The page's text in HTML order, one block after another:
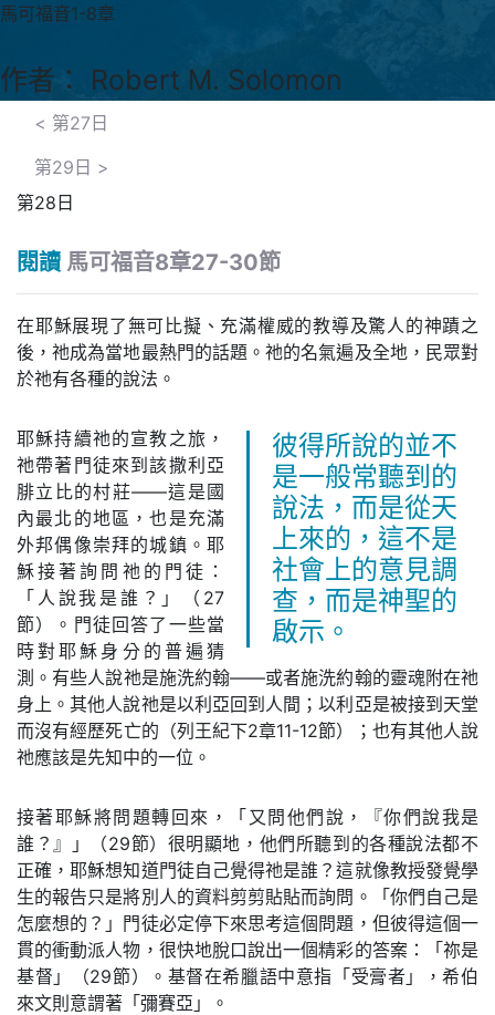
馬可福音1-8章
作者： Robert M. Solomon
< 第27日
第29日 >
第28日
閱讀 馬可福音8章27-30節
在耶穌展現了無可比擬、充滿權威的教導及驚人的神蹟之
後，祂成為當地最熱門的話題。祂的名氣遍及全地，民眾對
於祂有各種的說法。
彼得所說的並不
是一般常聽到的
說法，而是從天
上來的，這不是
社會上的意見調
查，而是神聖的
啟示。
耶穌持續祂的宣教之旅，
祂帶著門徒來到該撒利亞
腓立比的村莊——這是國
內最北的地區，也是充滿
外邦偶像崇拜的城鎮。耶
穌接著詢問祂的門徒：
「人說我是誰？」（27
節）。門徒回答了一些當
時對耶穌身分的普遍猜
測。有些人說祂是施洗約翰——或者施洗約翰的靈魂附在祂
身上。其他人說祂是以利亞回到人間；以利亞是被接到天堂
而沒有經歷死亡的（列王紀下2章11-12節）；也有其他人說
祂應該是先知中的一位。
接著耶穌將問題轉回來，「又問他們說，『你們說我是
誰？』」（29節）很明顯地，他們所聽到的各種說法都不
正確，耶穌想知道門徒自己覺得祂是誰？這就像教授發覺學
生的報告只是將別人的資料剪剪貼貼而詢問。「你們自己是
怎麼想的？」門徒必定停下來思考這個問題，但彼得這個一
貫的衝動派人物，很快地脫口說出一個精彩的答案：「祢是
基督」（29節）。基督在希臘語中意指「受膏者」，希伯
來文則意謂著「彌賽亞」。